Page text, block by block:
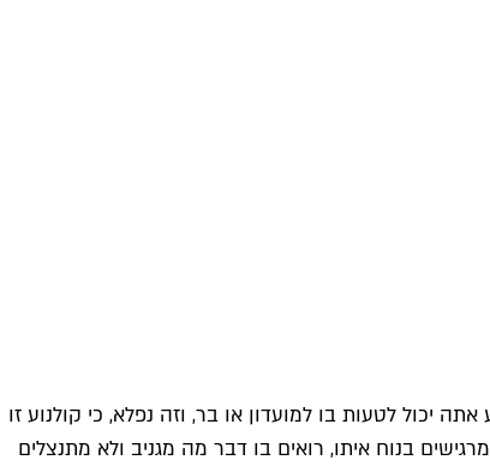
יכול לטעות בו למועדון או בר, וזה נפלא, כי קולנוע זו
בנוח איתו, רואים בו דבר מה מגניב ולא מתנצלים